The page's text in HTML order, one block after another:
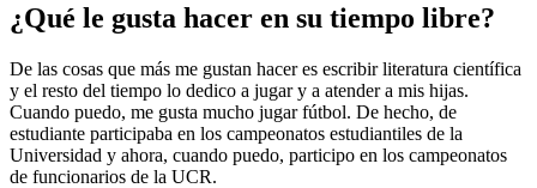
¿Qué le gusta hacer en su tiempo libre?
De las cosas que más me gustan hacer es escribir literatura científica
y el resto del tiempo lo dedico a jugar y a atender a mis hijas.
Cuando puedo, me gusta mucho jugar fútbol. De hecho, de
estudiante participaba en los campeonatos estudiantiles de la
Universidad y ahora, cuando puedo, participo en los campeonatos
de funcionarios de la UCR.